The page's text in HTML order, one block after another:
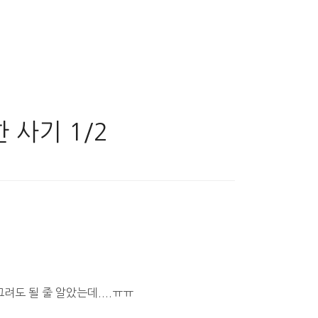
사기 1/2
려도 될 줄 알았는데....ㅠㅠ